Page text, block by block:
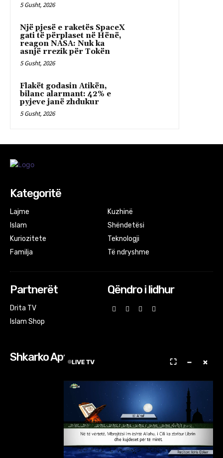
5 Gusht, 2026
Një pjesë e raketës SpaceX
gati të përplaset në Hënë,
reagon NASA: Nuk ka
asnjë rrezik për Tokën
5 Gusht, 2026
Flakët godasin Atikën,
bilanc alarmant: 42% e
pyjeve janë zhdukur
5 Gusht, 2026
Kategoritë
Lajme
Islam
Kuriozitete
Familja
Kuzhinë
Shëndetësi
Teknologji
Të ndryshme
Partnerët
Drita TV
Islam Shop
Qëndro i lidhur
Shkarko AppsLIVE TV ⛶ − ×